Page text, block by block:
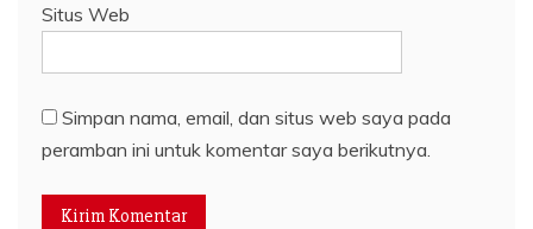
Situs Web
Simpan nama, email, dan situs web saya pada
peramban ini untuk komentar saya berikutnya.